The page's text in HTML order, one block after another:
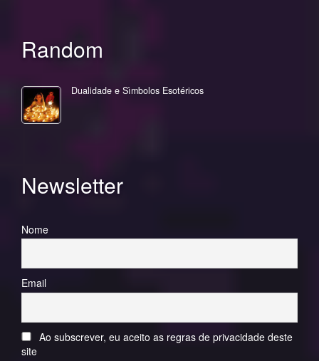
Random
Dualidade e Sìmbolos Esotéricos
Newsletter
Nome
Email
Ao subscrever, eu aceito as regras de privacidade deste
site